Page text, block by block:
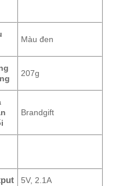
Màu đen
207g
Brandgift
5V, 2.1A